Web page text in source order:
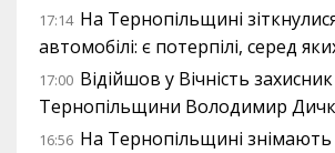
17:14 На Тернопільщині
автомобілі: є потерпілі, серед
17:00 Відійшов у Вічність захисник
Тернопільщини Володимир
16:56 На Тернопільщині знімають